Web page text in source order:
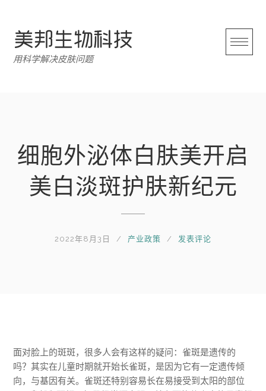
用科学解决皮肤问题
细胞外泌体白肤美开启
美白淡斑护肤新纪元
2022年8月3日 产业政策 发表评论
面对脸上的斑斑，很多人会有这样的疑问：雀斑是遗传的
吗？其实在儿童时期就开始长雀斑，是因为它有一定遗传倾
向，与基因有关。雀斑还特别容易长在易接受到太阳的部位